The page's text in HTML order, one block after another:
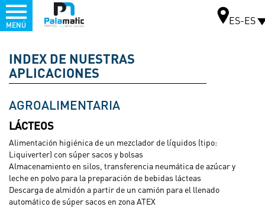
contenido
principal
Menu
ES-ES
MENÚ
INDEX DE NUESTRAS
APLICACIONES
VEN
Y
PRUEBA
NUESTRO
EQUIPO
EN
LA
ESTACION
DE
PRUEBA
AGROALIMENTARIA
LÁCTEOS
Alimentación higiénica de un mezclador de líquidos (tipo:
Liquiverter) con súper sacos y bolsas
Almacenamiento en silos, transferencia neumática de azúcar y
leche en polvo para la preparación de bebidas lácteas
Descarga de almidón a partir de un camión para el llenado
automático de súper sacos en zona ATEX